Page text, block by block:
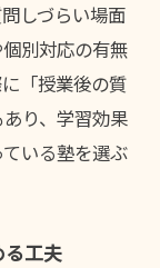
しづらい場面
別対応の有無
「授業後の質
り、学習効果
いる塾を選ぶ
工夫